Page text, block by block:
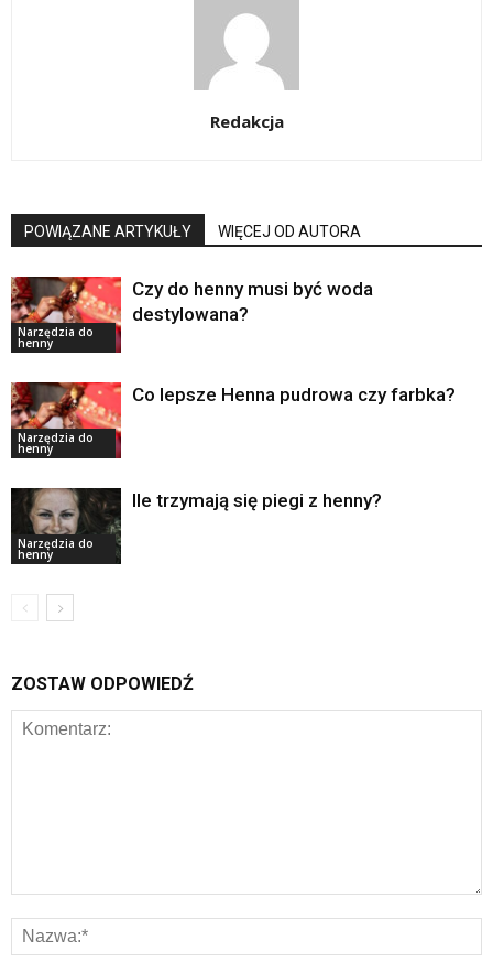
Redakcja
POWIĄZANE ARTYKUŁY WIĘCEJ OD AUTORA
Narzędzia do
henny
Czy do henny musi być woda
destylowana?
Narzędzia do
henny
Co lepsze Henna pudrowa czy farbka?
Narzędzia do
henny
Ile trzymają się piegi z henny?
ZOSTAW ODPOWIEDŹ